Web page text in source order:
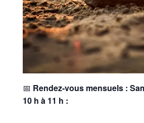
📅 Rendez-vous mensuels :
10 h à 11 h :